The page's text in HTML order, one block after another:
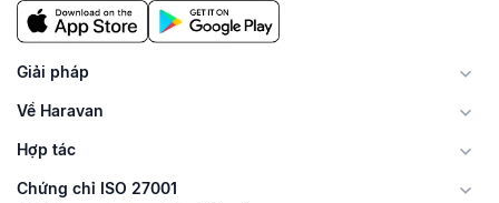
Giải pháp
Về Haravan
Hợp tác
Chứng chỉ ISO 27001